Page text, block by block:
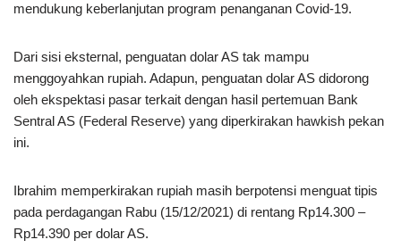
mendukung keberlanjutan program penanganan Covid-19.
Dari sisi eksternal, penguatan dolar AS tak mampu
menggoyahkan rupiah. Adapun, penguatan dolar AS didorong
oleh ekspektasi pasar terkait dengan hasil pertemuan Bank
Sentral AS (Federal Reserve) yang diperkirakan hawkish pekan
ini.
Ibrahim memperkirakan rupiah masih berpotensi menguat tipis
pada perdagangan Rabu (15/12/2021) di rentang Rp14.300 –
Rp14.390 per dolar AS.